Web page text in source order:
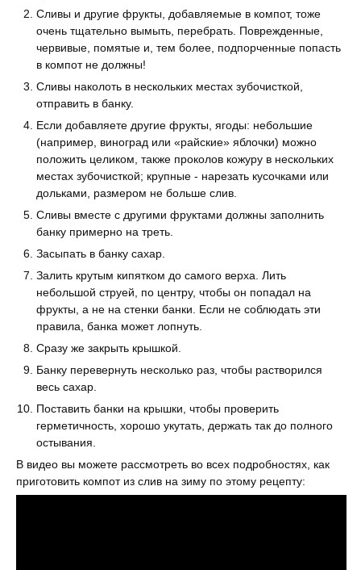
Сливы и другие фрукты, добавляемые в компот, тоже
очень тщательно вымыть, перебрать. Поврежденные,
червивые, помятые и, тем более, подпорченные попасть
в компот не должны!
Сливы наколоть в нескольких местах зубочисткой,
отправить в банку.
Если добавляете другие фрукты, ягоды: небольшие
(например, виноград или «райские» яблочки) можно
положить целиком, также проколов кожуру в нескольких
местах зубочисткой; крупные - нарезать кусочками или
дольками, размером не больше слив.
Сливы вместе с другими фруктами должны заполнить
банку примерно на треть.
Засыпать в банку сахар.
Залить крутым кипятком до самого верха. Лить
небольшой струей, по центру, чтобы он попадал на
фрукты, а не на стенки банки. Если не соблюдать эти
правила, банка может лопнуть.
Сразу же закрыть крышкой.
Банку перевернуть несколько раз, чтобы растворился
весь сахар.
Поставить банки на крышки, чтобы проверить
герметичность, хорошо укутать, держать так до полного
остывания.
В видео вы можете рассмотреть во всех подробностях, как
приготовить компот из слив на зиму по этому рецепту: